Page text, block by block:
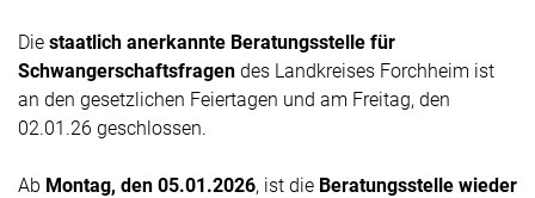
Die staatlich anerkannte Beratungsstelle für
Schwangerschaftsfragen des Landkreises Forchheim ist
an den gesetzlichen Feiertagen und am Freitag, den
02.01.26 geschlossen.
Ab Montag, den 05.01.2026, ist die Beratungsstelle wieder